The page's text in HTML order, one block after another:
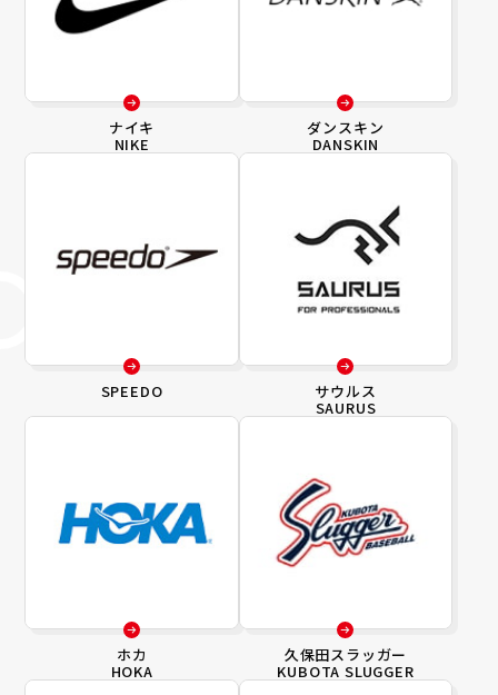
ナイキ
NIKE
ダンスキン
DANSKIN
SPEEDO サウルス
SAURUS
ホカ
HOKA
久保田スラッガー
KUBOTA SLUGGER